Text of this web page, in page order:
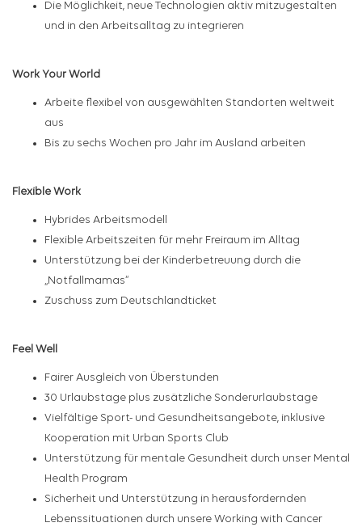
Die Möglichkeit, neue Technologien aktiv mitzugestalten
und in den Arbeitsalltag zu integrieren
Work Your World
Arbeite flexibel von ausgewählten Standorten weltweit
aus
Bis zu sechs Wochen pro Jahr im Ausland arbeiten
Flexible Work
Hybrides Arbeitsmodell
Flexible Arbeitszeiten für mehr Freiraum im Alltag
Unterstützung bei der Kinderbetreuung durch die
„Notfallmamas“
Zuschuss zum Deutschlandticket
Feel Well
Fairer Ausgleich von Überstunden
30 Urlaubstage plus zusätzliche Sonderurlaubstage
Vielfältige Sport- und Gesundheitsangebote, inklusive
Kooperation mit Urban Sports Club
Unterstützung für mentale Gesundheit durch unser Mental
Health Program
Sicherheit und Unterstützung in herausfordernden
Lebenssituationen durch unsere Working with Cancer